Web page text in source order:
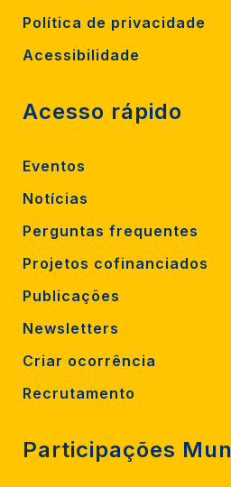
Política de privacidade
Acessibilidade
Acesso rápido
Eventos
Notícias
Perguntas frequentes
Projetos cofinanciados
Publicações
Newsletters
Criar ocorrência
Recrutamento
Participações